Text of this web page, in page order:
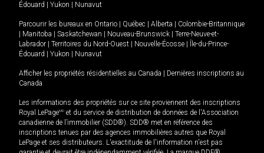
Édouard
Yukon Nunavut
Parcourir les bureaux en Ontario Québec Alberta
Colombie-Britannique
Manitoba Saskatchewan Nouveau-Brunswick
Terre-Neuve-et-
Labrador
Territoires du Nord-Ouest Nouvelle-Écosse
Île-du-Prince-
Édouard
Yukon Nunavut
Afficher les propriétés résidentielles au Canada
Dernières inscriptions au
Canada
Les informations des propriétés sur ce site proviennent des inscriptions
Royal LePageMD et du service de distribution de données de l'Association
canadienne de l’immobilier (SDD®). SDD® met en référence des
inscriptions tenues par des agences immobilières autres que Royal
LePage et ses distributeurs. L'exactitude de l'information n'est pas